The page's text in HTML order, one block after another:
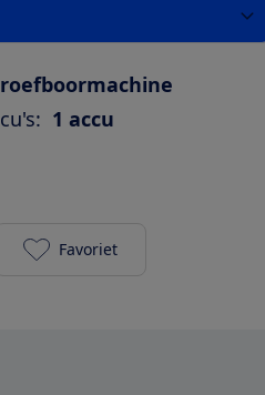
1 accu
Lux 20V
Favoriet